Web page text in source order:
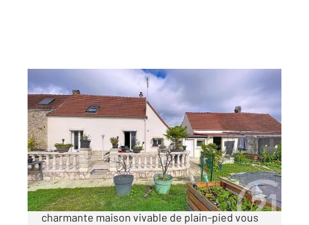
VERBERIE 60
89 m2, 4 pièces
Ref : 18009
Maison à vendre
199 000 €
Dans un secteur calme de Verberie, cette
charmante maison vivable de plain-pied vous